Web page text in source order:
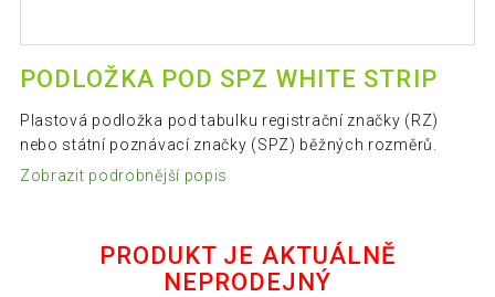
PODLOŽKA POD SPZ WHITE STRIP
Plastová podložka pod tabulku registrační značky (RZ)
nebo státní poznávací značky (SPZ) běžných rozměrů.
Zobrazit podrobnější popis
PRODUKT JE AKTUÁLNĚ
NEPRODEJNÝ